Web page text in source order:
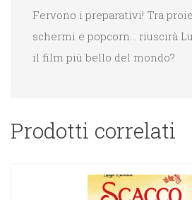
Fervono i preparativi! Tra
schermi e popcorn… riuscirà
il film più bello del mondo?
Prodotti correlati